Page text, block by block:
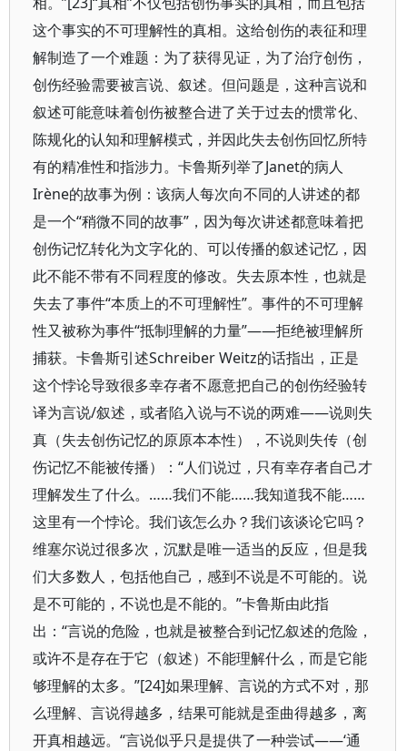
这个事实的不可理解性的真相。这给创伤的表征和理
解制造了一个难题：为了获得见证，为了治疗创伤，
创伤经验需要被言说、叙述。但问题是，这种言说和
叙述可能意味着创伤被整合进了关于过去的惯常化、
陈规化的认知和理解模式，并因此失去创伤回忆所特
有的精准性和指涉力。卡鲁斯列举了Janet的病人
Irène的故事为例：该病人每次向不同的人讲述的都
是一个“稍微不同的故事”，因为每次讲述都意味着把
创伤记忆转化为文字化的、可以传播的叙述记忆，因
此不能不带有不同程度的修改。失去原本性，也就是
失去了事件“本质上的不可理解性”。事件的不可理解
性又被称为事件“抵制理解的力量”——拒绝被理解所
捕获。卡鲁斯引述Schreiber Weitz的话指出，正是
这个悖论导致很多幸存者不愿意把自己的创伤经验转
译为言说/叙述，或者陷入说与不说的两难——说则失
真（失去创伤记忆的原原本本性），不说则失传（创
伤记忆不能被传播）：“人们说过，只有幸存者自己才
理解发生了什么。……我们不能……我知道我不能……
这里有一个悖论。我们该怎么办？我们该谈论它吗？
维塞尔说过很多次，沉默是唯一适当的反应，但是我
们大多数人，包括他自己，感到不说是不可能的。说
是不可能的，不说也是不能的。”卡鲁斯由此指
出：“言说的危险，也就是被整合到记忆叙述的危险，
或许不是存在于它（叙述）不能理解什么，而是它能
够理解的太多。”[24]如果理解、言说的方式不对，那
么理解、言说得越多，结果可能就是歪曲得越多，离
开真相越远。“言说似乎只是提供了一种尝试——‘通